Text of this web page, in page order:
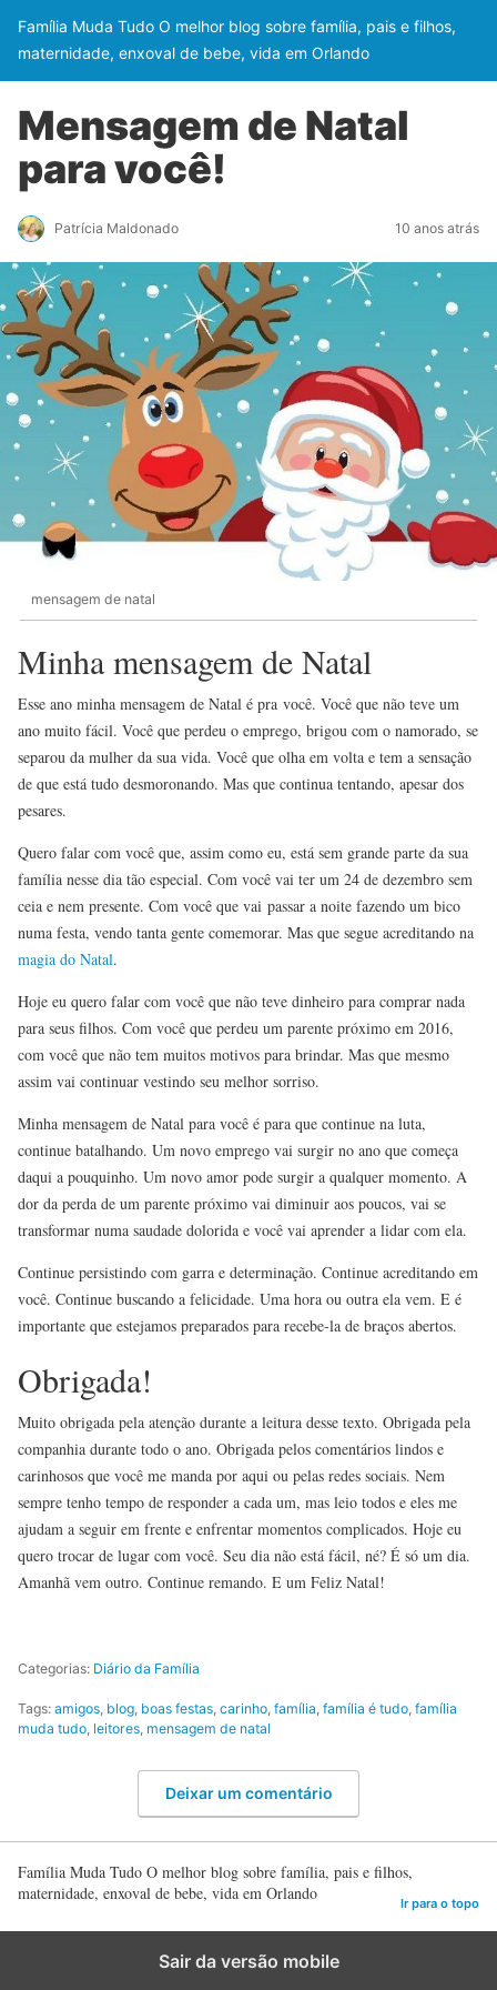
Família Muda Tudo O melhor blog sobre família, pais e filhos,
maternidade, enxoval de bebe, vida em Orlando
Mensagem de Natal
para você!
Patrícia Maldonado 10 anos atrás
mensagem de natal
Minha mensagem de Natal
Esse ano minha mensagem de Natal é pra você. Você que não teve um
ano muito fácil. Você que perdeu o emprego, brigou com o namorado, se
separou da mulher da sua vida. Você que olha em volta e tem a sensação
de que está tudo desmoronando. Mas que continua tentando, apesar dos
pesares.
Quero falar com você que, assim como eu, está sem grande parte da sua
família nesse dia tão especial. Com você vai ter um 24 de dezembro sem
ceia e nem presente. Com você que vai passar a noite fazendo um bico
numa festa, vendo tanta gente comemorar. Mas que segue acreditando na
magia do Natal.
Hoje eu quero falar com você que não teve dinheiro para comprar nada
para seus filhos. Com você que perdeu um parente próximo em 2016,
com você que não tem muitos motivos para brindar. Mas que mesmo
assim vai continuar vestindo seu melhor sorriso.
Minha mensagem de Natal para você é para que continue na luta,
continue batalhando. Um novo emprego vai surgir no ano que começa
daqui a pouquinho. Um novo amor pode surgir a qualquer momento. A
dor da perda de um parente próximo vai diminuir aos poucos, vai se
transformar numa saudade dolorida e você vai aprender a lidar com ela.
Continue persistindo com garra e determinação. Continue acreditando em
você. Continue buscando a felicidade. Uma hora ou outra ela vem. E é
importante que estejamos preparados para recebe-la de braços abertos.
Obrigada!
Muito obrigada pela atenção durante a leitura desse texto. Obrigada pela
companhia durante todo o ano. Obrigada pelos comentários lindos e
carinhosos que você me manda por aqui ou pelas redes sociais. Nem
sempre tenho tempo de responder a cada um, mas leio todos e eles me
ajudam a seguir em frente e enfrentar momentos complicados. Hoje eu
quero trocar de lugar com você. Seu dia não está fácil, né? É só um dia.
Amanhã vem outro. Continue remando. E um Feliz Natal!
Categorias: Diário da Família
Tags: amigos, blog, boas festas, carinho, família, família é tudo, família
muda tudo, leitores, mensagem de natal
Deixar um comentário
Família Muda Tudo O melhor blog sobre família, pais e filhos,
maternidade, enxoval de bebe, vida em Orlando
Ir para o topo
Sair da versão mobile